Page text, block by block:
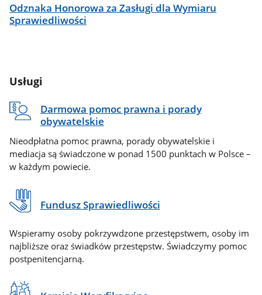
Odznaka Honorowa za Zasługi dla Wymiaru
Sprawiedliwości
Usługi
Darmowa pomoc prawna i porady
obywatelskie
Nieodpłatna pomoc prawna, porady obywatelskie i
mediacja są świadczone w ponad 1500 punktach w Polsce –
w każdym powiecie.
Fundusz Sprawiedliwości
Wspieramy osoby pokrzywdzone przestępstwem, osoby im
najbliższe oraz świadków przestępstw. Świadczymy pomoc
postpenitencjarną.